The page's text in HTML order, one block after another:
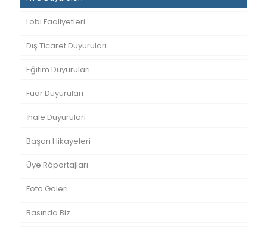
Lobi Faaliyetleri
Dış Ticaret Duyuruları
Eğitim Duyuruları
Fuar Duyuruları
İhale Duyuruları
Başarı Hikayeleri
Üye Röportajları
Foto Galeri
Basında Biz